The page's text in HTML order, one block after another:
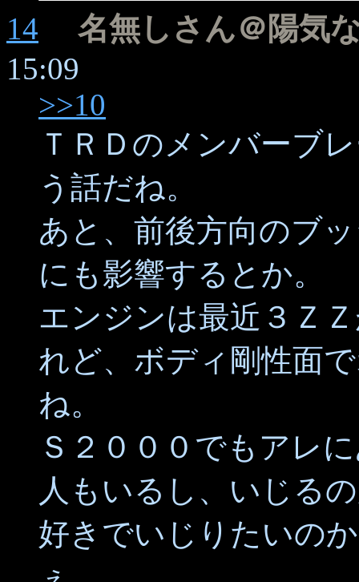
14
名無しさん＠陽気
15:09
>>10
ＴＲＤのメンバーブ
う話だね。
あと、前後方向のブ
にも影響するとか。
エンジンは最近３Ｚ
れど、ボディ剛性面
ね。
Ｓ２０００でもアレ
人もいるし、いじる
好きでいじりたいの